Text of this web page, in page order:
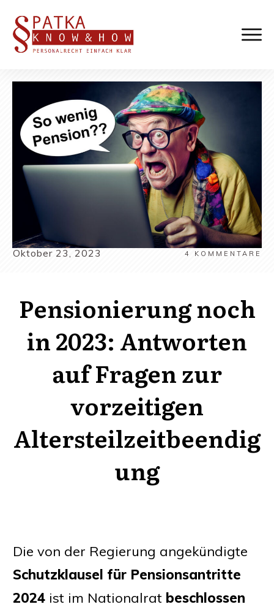
Oktober 23, 2023 4 KOMMENTARE
Pensionierung noch
in 2023: Antworten
auf Fragen zur
vorzeitigen
Altersteilzeitbeendig
ung
Die von der Regie­rung ange­kün­dig­te
Schutz­klau­sel für Pen­si­ons­an­trit­te
2024 ist im Natio­nal­rat beschlos­sen